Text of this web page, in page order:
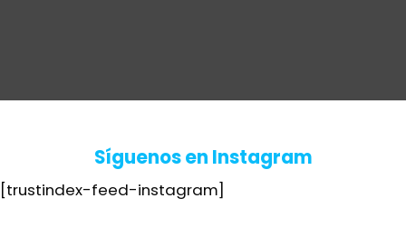
Síguenos en Instagram
[trustindex-feed-instagram]